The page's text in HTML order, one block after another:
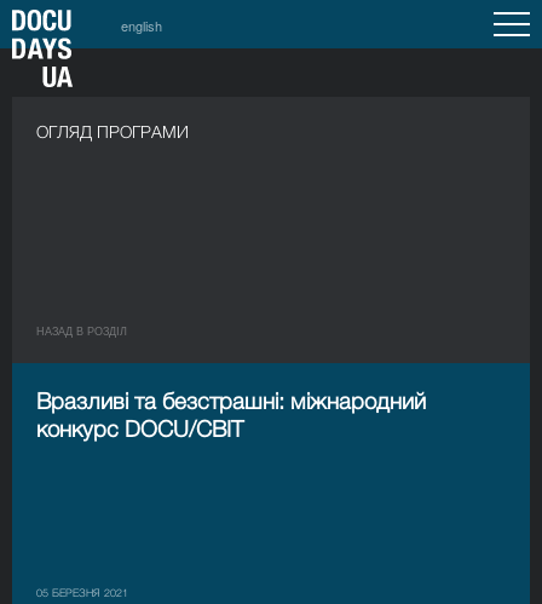
english
ОГЛЯД ПРОГРАМИ
НАЗАД В РОЗДIЛ
Вразливі та безстрашні: міжнародний
конкурс DOCU/СВІТ
05 БЕРЕЗНЯ 2021